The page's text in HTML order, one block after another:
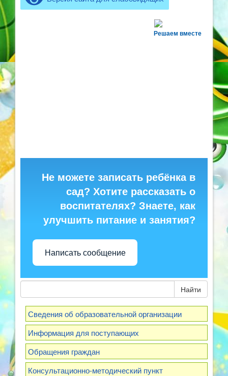
Решаем вместе
Не можете записать ребёнка в
сад? Хотите рассказать о
воспитателях? Знаете, как
улучшить питание и занятия?
Написать сообщение
Найти
Сведения об образовательной организации
Информация для поступающих
Обращения граждан
Консультационно-методический пункт